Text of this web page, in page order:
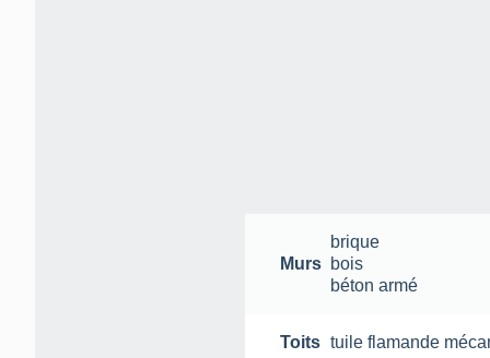
Murs
brique
bois
béton armé
Toits tuile flamande